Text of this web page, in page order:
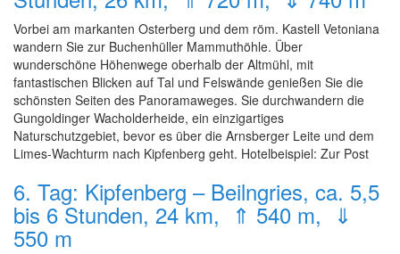
Vorbei am markanten Osterberg und dem röm. Kastell Vetoniana
wandern Sie zur Buchenhüller Mammuthöhle. Über
wunderschöne Höhenwege oberhalb der Altmühl, mit
fantastischen Blicken auf Tal und Felswände genießen Sie die
schönsten Seiten des Panoramaweges. Sie durchwandern die
Gungoldinger Wacholderheide, ein einzigartiges
Naturschutzgebiet, bevor es über die Arnsberger Leite und dem
Limes-Wachturm nach Kipfenberg geht. Hotelbeispiel: Zur Post
6. Tag: Kipfenberg – Beilngries, ca. 5,5
bis 6 Stunden, 24 km, ⇑ 540 m, ⇓
550 m